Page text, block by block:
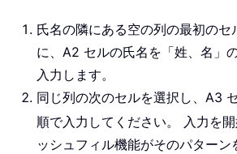
氏名の隣にある空の列の最初のセ
に、A2 セルの氏名を「姓、名」
入力します。
同じ列の次のセルを選択し、A3
順で入力してください。
入力を
ッシュフィル機能がそのパターン